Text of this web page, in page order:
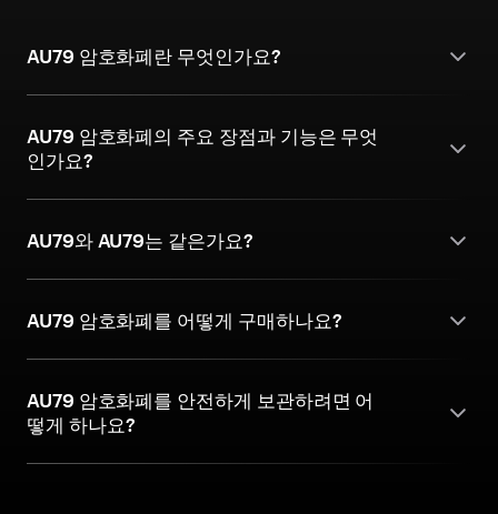
AU79 암호화폐란 무엇인가요?
AU79 암호화폐의 주요 장점과 기능은 무엇
인가요?
AU79와 AU79는 같은가요?
AU79 암호화폐를 어떻게 구매하나요?
AU79 암호화폐를 안전하게 보관하려면 어
떻게 하나요?